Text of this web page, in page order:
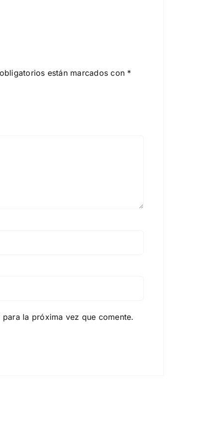
están marcados con *
la próxima vez que comente.